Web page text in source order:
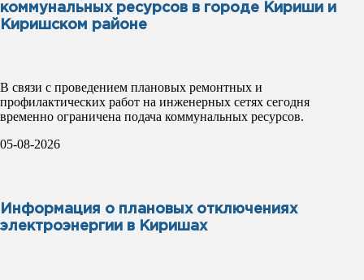
коммунальных ресурсов в городе Кириши и
Киришском районе
В связи с проведением плановых ремонтных и
профилактических работ на инженерных сетях сегодня
временно ограничена подача коммунальных ресурсов.
05-08-2026
Информация о плановых отключениях
электроэнергии в Киришах